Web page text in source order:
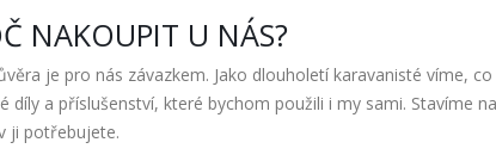
NAKOUPIT U NÁS?
je pro nás závazkem. Jako dlouholetí karavanisté víme,
díly a příslušenství, které bychom použili i my sami. Stavíme
ji potřebujete.